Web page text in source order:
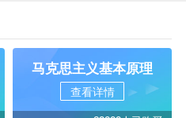
马克思主义基本原理
查看详情